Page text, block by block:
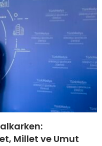
Millet ve Umut